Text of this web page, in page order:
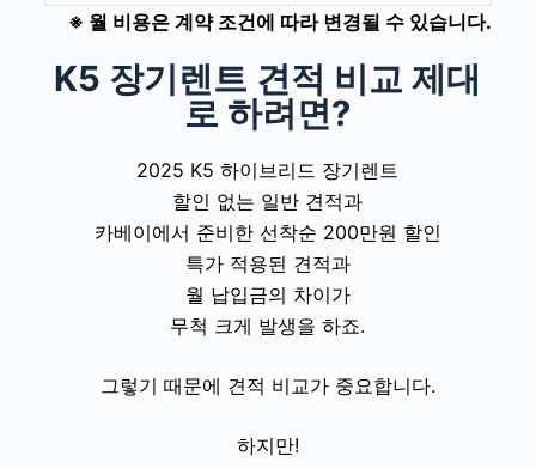
※ 월 비용은 계약 조건에 따라 변경될 수 있습니다.
K5 장기렌트 견적 비교 제대
로 하려면?
2025 K5 하이브리드 장기렌트
할인 없는 일반 견적과
카베이에서 준비한 선착순 200만원 할인
특가 적용된 견적과
월 납입금의 차이가
무척 크게 발생을 하죠.
그렇기 때문에 견적 비교가 중요합니다.
하지만!